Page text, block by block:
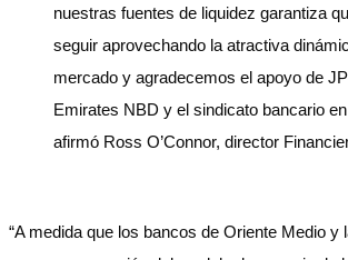
nuestras fuentes de liquidez garantiza
seguir aprovechando la atractiva
mercado y agradecemos el apoyo de
Emirates NBD y el sindicato bancario en
afirmó Ross O’Connor, director
“A medida que los bancos de Oriente Medio y